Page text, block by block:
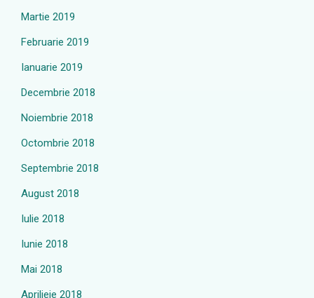
Martie 2019
Februarie 2019
Ianuarie 2019
Decembrie 2018
Noiembrie 2018
Octombrie 2018
Septembrie 2018
August 2018
Iulie 2018
Iunie 2018
Mai 2018
Aprilieie 2018